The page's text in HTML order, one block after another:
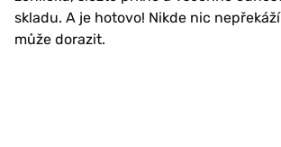
skladu. A je hotovo! Nikde nic
může dorazit.